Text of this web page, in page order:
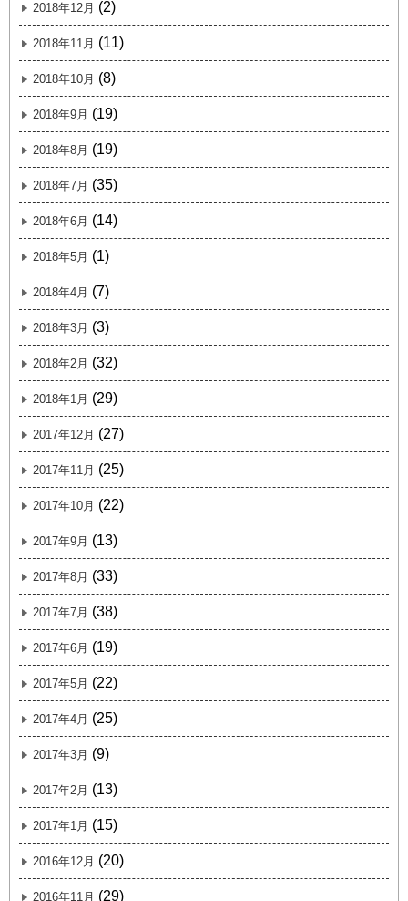
2018年12月 (2)
2018年11月 (11)
2018年10月 (8)
2018年9月 (19)
2018年8月 (19)
2018年7月 (35)
2018年6月 (14)
2018年5月 (1)
2018年4月 (7)
2018年3月 (3)
2018年2月 (32)
2018年1月 (29)
2017年12月 (27)
2017年11月 (25)
2017年10月 (22)
2017年9月 (13)
2017年8月 (33)
2017年7月 (38)
2017年6月 (19)
2017年5月 (22)
2017年4月 (25)
2017年3月 (9)
2017年2月 (13)
2017年1月 (15)
2016年12月 (20)
2016年11月 (29)